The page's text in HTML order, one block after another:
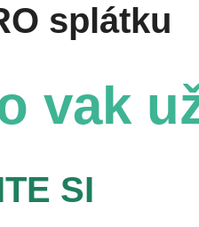
splátku
vak
SI